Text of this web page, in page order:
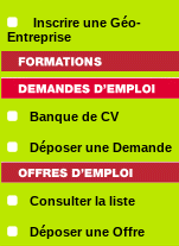
Inscrire une Géo-
Entreprise
Banque de CV
Déposer une Demande
Consulter la liste
Déposer une Offre